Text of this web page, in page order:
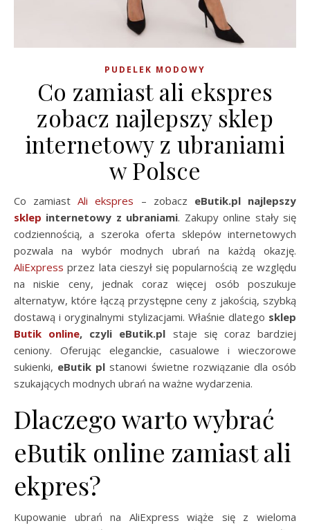
PUDELEK MODOWY
Co zamiast ali ekspres
zobacz najlepszy sklep
internetowy z ubraniami
w Polsce
Co zamiastAli ekspres – zobacz eButik.pl najlepszy
sklep internetowy z ubraniami. Zakupy online stały się
codziennością, a szeroka oferta sklepów internetowych
pozwala na wybór modnych ubrań na każdą okazję.
AliExpress przez lata cieszył się popularnością ze względu
na niskie ceny, jednak coraz więcej osób poszukuje
alternatyw, które łączą przystępne ceny z jakością, szybką
dostawą i oryginalnymi stylizacjami. Właśnie dlatego sklep
Butik online, czyli eButik.pl staje się coraz bardziej
ceniony. Oferując eleganckie, casualowe i wieczorowe
sukienki, eButik pl stanowi świetne rozwiązanie dla osób
szukających modnych ubrań na ważne wydarzenia.
Dlaczego warto wybrać
eButik online zamiast ali
ekpres?
Kupowanie ubrań na AliExpress wiąże się z wieloma